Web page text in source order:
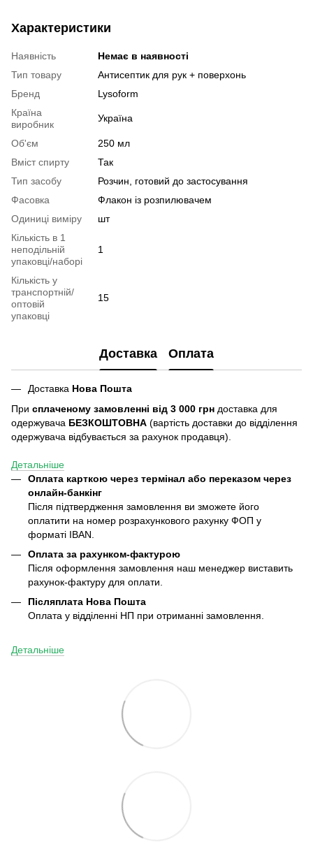
Характеристики
Наявність
Немає в наявності
Тип товару
Антисептик для рук + поверхонь
Бренд
Lysoform
Країна
виробник
Україна
Об'єм
250 мл
Вміст спирту
Так
Тип засобу
Розчин, готовий до застосування
Фасовка
Флакон із розпилювачем
Одиниці виміру
шт
Кількість в 1
неподільній
упаковці/наборі
1
Кількість у
транспортній/
оптовій
упаковці
15
Доставка Оплата
Доставка Нова Пошта
При сплаченому замовленні від 3 000 грн доставка для
одержувача БЕЗКОШТОВНА (вартість доставки до відділення
одержувача відбувається за рахунок продавця).
Детальніше
Оплата карткою через термінал або переказом через
онлайн-банкінг
Після підтвердження замовлення ви зможете його
оплатити на номер розрахункового рахунку ФОП у
форматі IBAN.
Оплата за рахунком-фактурою
Після оформлення замовлення наш менеджер виставить
рахунок-фактуру для оплати.
Післяплата Нова Пошта
Оплата у відділенні НП при отриманні замовлення.
Детальніше